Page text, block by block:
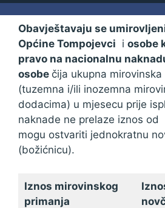
Obavještavaju se
Općine Tompojevci i osobe
pravo na nacionalnu
osobe čija ukupna mirovinska
(tuzemna i/ili inozemna
dodacima) u mjesecu prije
naknade ne prelaze iznos
mogu ostvariti jednokratnu
(božićnicu).
Iznos mirovinskog
primanja